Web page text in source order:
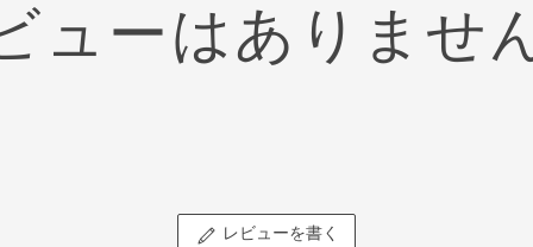
ューはありませ
レビューを書く